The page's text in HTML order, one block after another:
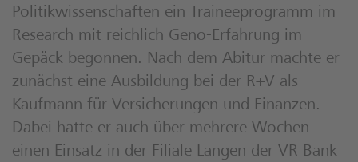
Politikwissenschaften ein Traineeprogramm im
Research mit reichlich Geno-Erfahrung im
Gepäck begonnen. Nach dem Abitur machte er
zunächst eine Ausbildung bei der R+V als
Kaufmann für Versicherungen und Finanzen.
Dabei hatte er auch über mehrere Wochen
einen Einsatz in der Filiale Langen der VR Bank